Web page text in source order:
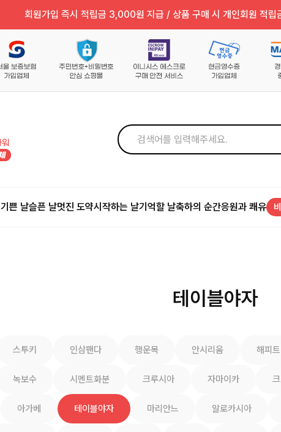
회원가입 즉시 적립금 3,000원 지급 / 상품 구매 시 개인회원 적
기쁜 날슬픈 날멋진 도약시작하는 날기억할 날축하의 순간응원과 쾌유
테이블야자
스투키 인삼팬다 행운목 안시리움 해피트
녹보수 시멘트화분 크루시아 자마이카
아가베 테이블야자 마리안느 알로카시아